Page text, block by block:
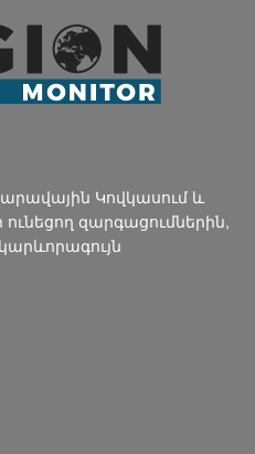
Կովկասում և
զարգացումներին,